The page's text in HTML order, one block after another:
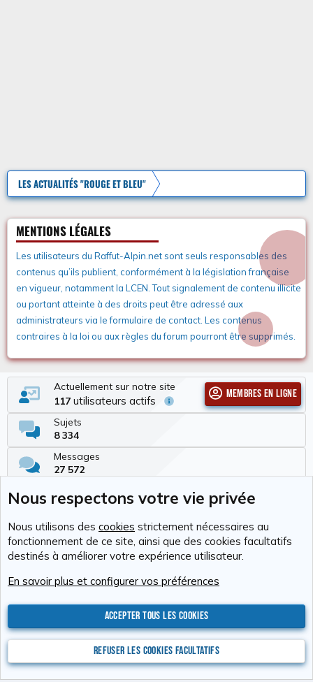
LES ACTUALITÉS "ROUGE ET BLEU"
MENTIONS LÉGALES
Les utilisateurs du Raffut-Alpin.net sont seuls responsables des
contenus qu’ils publient, conformément à la législation française
en vigueur, notamment la LCEN. Tout signalement de contenu illicite
ou portant atteinte à des droits peut être adressé aux
administrateurs via le formulaire de contact. Les contenus
contraires à la loi ou aux règles du forum pourront être supprimés.
Actuellement sur notre site
117 utilisateurs actifs
Membres en ligne
Sujets
8 334
Messages
27 572
336
Dernier membre
Antho-38
Nous contacter
Conditions générales d'utilisation
ValentinXenforo Add-ons© by ©XenTR
Ultimate Staff Pagecreated by StylesFactory
© Jason Axelrod of 8WAYRUN
XenAtendo 2 PRO© Jason Axelrod of8WAYRUN
Nous respectons votre vie privée
Nous utilisons des cookies strictement nécessaires au
fonctionnement de ce site, ainsi que des cookies facultatifs
destinés à améliorer votre expérience utilisateur.
En savoir plus et configurer vos préférences
Accepter tous les cookies
Refuser les cookies facultatifs